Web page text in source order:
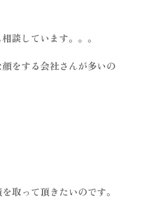
談しています。。。
をする会社さんが多いの
取って頂きたいのです。